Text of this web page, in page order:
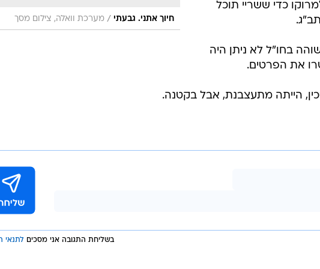
חיוך אתני. גבעתי / מערכת וואלה, צילום מסך
כדי ששריי תוכל
בחו"ל לא ניתן היה
את הפרטים.
הייתה מתעצבנת, אבל בקטנה.
בשליחת התגובה אני מסכים לתנאי